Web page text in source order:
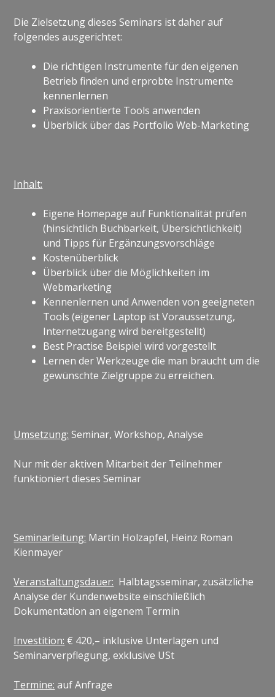
Die Zielsetzung dieses Seminars ist daher auf
folgendes ausgerichtet:
Die richtigen Instrumente für den eigenen
Betrieb finden und erprobte Instrumente
kennenlernen
Praxisorientierte Tools anwenden
Überblick über das Portfolio Web-Marketing
Inhalt:
Eigene Homepage auf Funktionalität prüfen
(hinsichtlich Buchbarkeit, Übersichtlichkeit)
und Tipps für Ergänzungsvorschläge
Kostenüberblick
Überblick über die Möglichkeiten im
Webmarketing
Kennenlernen und Anwenden von geeigneten
Tools (eigener Laptop ist Voraussetzung,
Internetzugang wird bereitgestellt)
Best Practise Beispiel wird vorgestellt
Lernen der Werkzeuge die man braucht um die
gewünschte Zielgruppe zu erreichen.
Umsetzung: Seminar, Workshop, Analyse
Nur mit der aktiven Mitarbeit der Teilnehmer
funktioniert dieses Seminar
Seminarleitung: Martin Holzapfel, Heinz Roman
Kienmayer
Veranstaltungsdauer: Halbtagsseminar, zusätzliche
Analyse der Kundenwebsite einschließlich
Dokumentation an eigenem Termin
Investition: € 420,– inklusive Unterlagen und
Seminarverpflegung, exklusive USt
Termine: auf Anfrage